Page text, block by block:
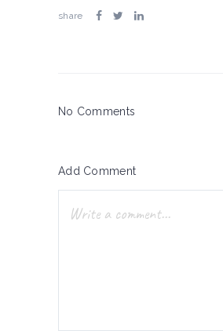
share
No Comments
Add Comment